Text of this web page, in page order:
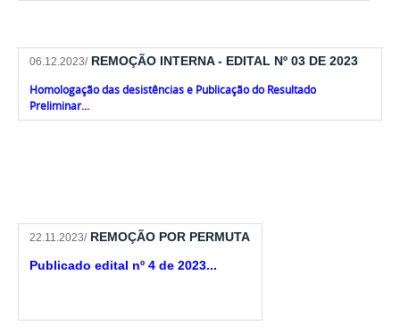
06.12.2023/REMOÇÃO INTERNA - EDITAL Nº 03 DE 2023
Homologação das desistências e Publicação do Resultado
Preliminar...
22.11.2023/ REMOÇÃO POR PERMUTA
Publicado edital nº 4 de 2023...